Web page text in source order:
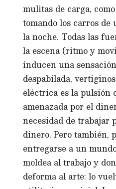
mulitas de carga,
tomando los carros
la noche. Todas las
la escena (ritmo y
inducen una
despabilada,
eléctrica es la pulsión
amenazada por el
necesidad de trabajar
dinero. Pero también,
entregarse a un
moldea al trabajo y
deforma al arte: lo